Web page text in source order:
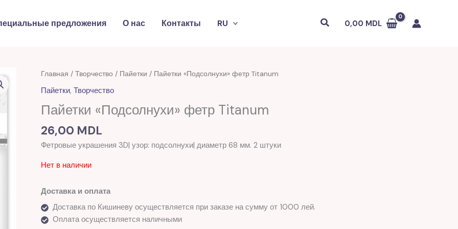
предложения О нас Контакты RU Поиск0,00 MDL
Главная / Творчество / Пайетки / Пайетки «Подсолнухи» фетр Titanum
Пайетки, Творчество
Пайетки «Подсолнухи» фетр Titanum
26,00 MDL
Фетровые украшения 3D| узор: подсолнухи| диаметр 68 мм. 2 штуки
Нет в наличии
Доставка и оплата
Доставка по Кишиневу осуществляется при заказе на сумму от 1000 лей.
Оплата осуществляется наличными